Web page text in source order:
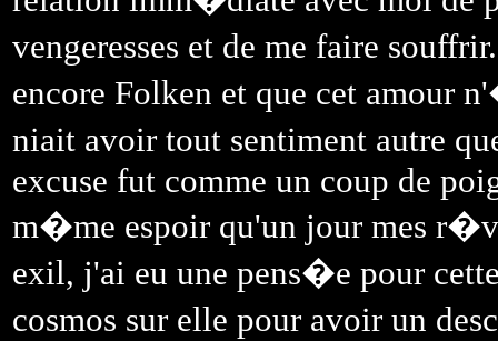
vengeresses et de me faire
encore Folken et que cet
niait avoir tout sentiment autre
excuse fut comme un coup de
m�me espoir qu'un jour mes
exil, j'ai eu une pens�e pour
cosmos sur elle pour avoir un